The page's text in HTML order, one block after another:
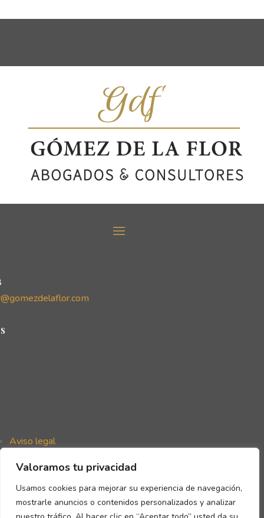
Valoramos tu privacidad
Usamos cookies para mejorar su experiencia de navegación,
mostrarle anuncios o contenidos personalizados y analizar
Aviso legal
Política de cookies
Declaración de accesibilidad